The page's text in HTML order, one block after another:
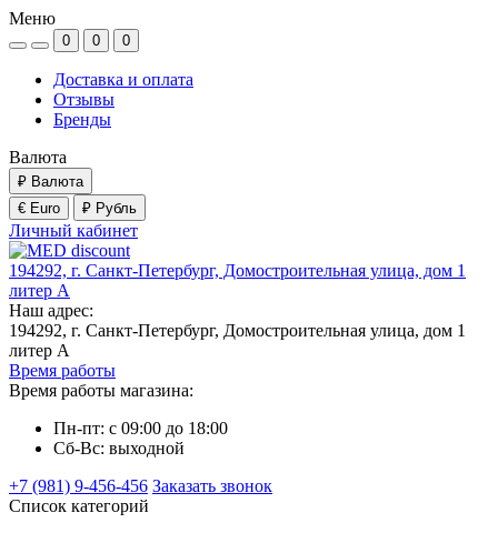
Меню
0 0 0
Доставка и оплата
Отзывы
Бренды
Валюта
₽ Валюта
€ Euro
₽ Рубль
Личный кабинет
194292, г. Санкт-Петербург, Домостроительная улица, дом 1
литер А
Наш адрес:
194292, г. Санкт-Петербург, Домостроительная улица, дом 1
литер А
Время работы
Время работы магазина:
Пн-пт: с 09:00 до 18:00
Сб-Вс: выходной
+7 (981) 9-456-456 Заказать звонок
Список категорий